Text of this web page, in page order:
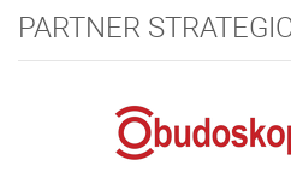
PARTNER